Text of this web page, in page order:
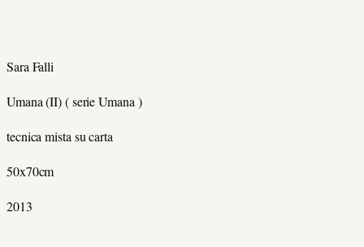
Sara Falli
Umana (II) ( serie Umana )
tecnica mista su carta
50x70cm
2013